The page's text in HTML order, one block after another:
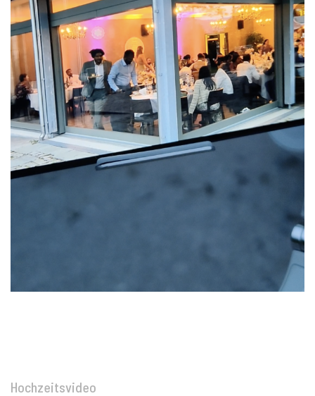
Hochzeitsvideo